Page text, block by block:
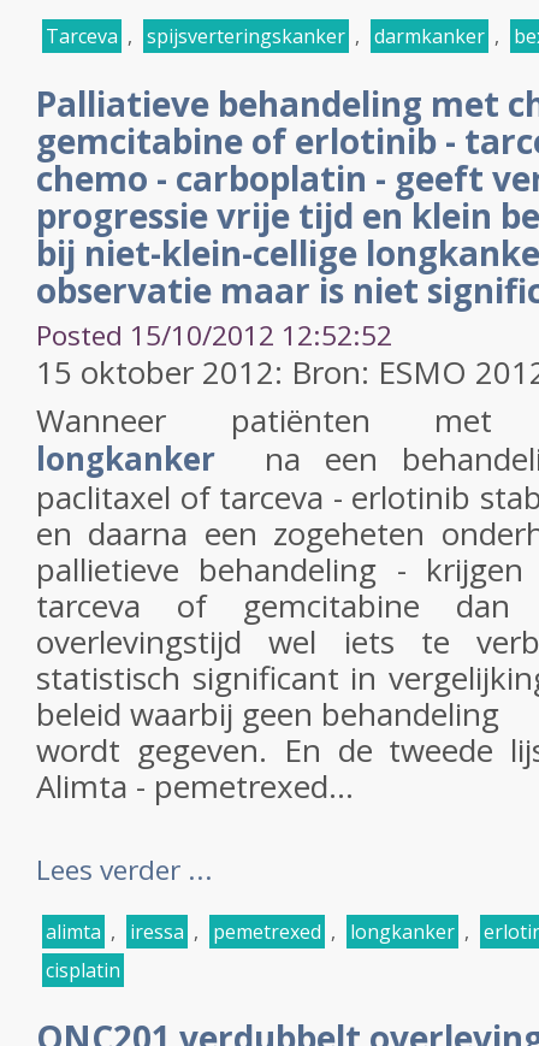
Tarceva , spijsverteringskanker , darmkanker ,
Palliatieve behandeling met
gemcitabine of erlotinib -
chemo - carboplatin - geeft
progressie vrije tijd en klein
bij niet-klein-cellige
observatie maar is niet
Posted 15/10/2012 12:52:52
15 oktober 2012: Bron: ESMO
Wanneer patiënten
longkanker
na een
paclitaxel of tarceva - erlotinib
en daarna een zogeheten
pallietieve behandeling -
tarceva of gemcitabine
overlevingstijd wel iets te
statistisch significant in
beleid waarbij geen behandeling
wordt gegeven. En de tweede
Alimta - pemetrexed...
Lees verder ...
alimta , iressa , pemetrexed , longkanker ,
cisplatin